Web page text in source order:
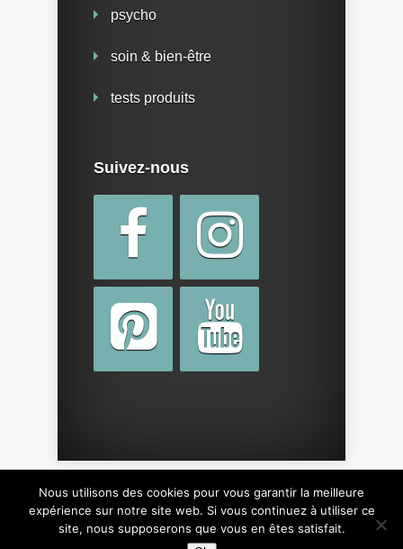
psycho
soin & bien-être
tests produits
Suivez-nous
Copyright © 2015 parcotebebe.fr. Tous droits
réservés, y compris sur le design du site.
Nous utilisons des cookies pour vous garantir la meilleure
expérience sur notre site web. Si vous continuez à utiliser ce
site, nous supposerons que vous en êtes satisfait.